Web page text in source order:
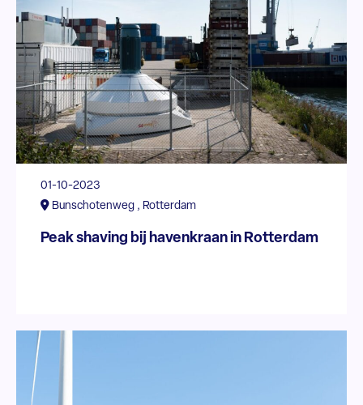
01-10-2023
Bunschotenweg , Rotterdam
Peak shaving bij havenkraan in Rotterdam